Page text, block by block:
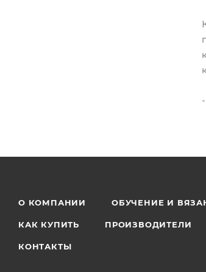
О КОМПАНИИ ОБУЧЕНИЕ И
КАК КУПИТЬ ПРОИЗВОДИТЕЛИ
КОНТАКТЫ